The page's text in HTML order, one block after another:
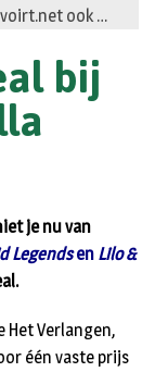
ook …
bij
je nu van
Legendsen Lilo &
Het Verlangen,
één vaste prijs